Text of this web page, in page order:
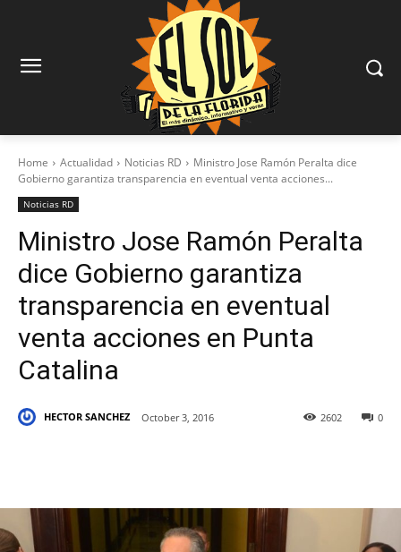
Home Actualidad Noticias RD
Ministro Jose Ramón Peralta dice
Gobierno garantiza transparencia en eventual venta acciones...
Noticias RD
Ministro Jose Ramón Peralta
dice Gobierno garantiza
transparencia en eventual
venta acciones en Punta
Catalina
HECTOR SANCHEZ October 3, 2016 0
2602